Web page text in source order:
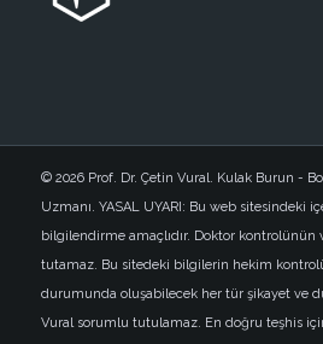
© 2026 Prof. Dr. Çetin Vural. Kulak Burun -
Uzmanı. YASAL UYARI: Bu web sitesindeki
bilgilendirme amaçlıdır. Doktor kontrolünün
tutamaz. Bu sitedeki bilgilerin hekim
durumunda oluşabilecek her tür şikayet ve
Vural sorumlu tutulamaz. En doğru teşhis